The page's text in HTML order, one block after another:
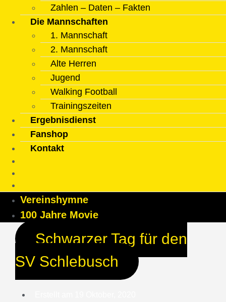
Zahlen – Daten – Fakten
Die Mannschaften
1. Mannschaft
2. Mannschaft
Alte Herren
Jugend
Walking Football
Trainingszeiten
Ergebnisdienst
Fanshop
Kontakt
Vereinshymne
100 Jahre Movie
Schwarzer Tag für den
SV Schlebusch